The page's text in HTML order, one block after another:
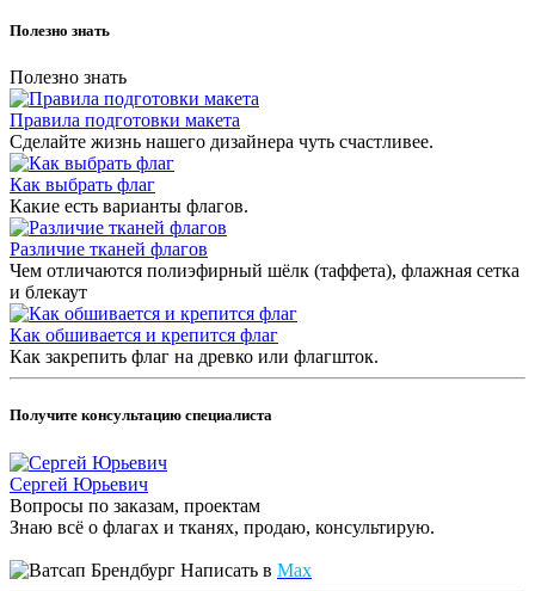
Полезно знать
Полезно знать
Правила подготовки макета
Сделайте жизнь нашего дизайнера чуть счастливее.
Как выбрать флаг
Какие есть варианты флагов.
Различие тканей флагов
Чем отличаются полиэфирный шёлк (таффета), флажная сетка
и блекаут
Как обшивается и крепится флаг
Как закрепить флаг на древко или флагшток.
Получите консультацию специалиста
Сергей Юрьевич
Вопросы по заказам, проектам
Знаю всё о флагах и тканях, продаю, консультирую.
Написать в Max